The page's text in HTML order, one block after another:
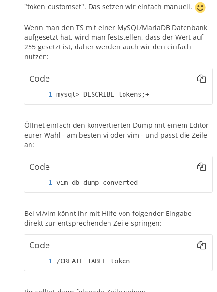
"token_customset". Das setzen wir einfach manuell.
Wenn man den TS mit einer MySQL/MariaDB Datenbank
aufgesetzt hat, wird man feststellen, dass der Wert auf
255 gesetzt ist, daher werden auch wir den einfach
nutzen:
Code
mysql> DESCRIBE
Öffnet einfach den konvertierten Dump mit einem Editor
eurer Wahl - am besten vi oder vim - und passt die Zeile
an:
Code
vim db_dump_converted
Bei vi/vim könnt ihr mit Hilfe von folgender Eingabe
direkt zur entsprechenden Zeile springen:
Code
/CREATE TABLE token